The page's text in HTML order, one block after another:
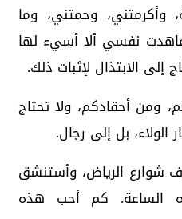
وأكرمتني، وحمتني، وما
نفسي ألا أسيء لها
إلى الابتذال لإثبات ذلك.
ومن أحقادكم، ولا تحتاج
بل إلى رجال.
شوارع الرياض، وأستنشق
الساعة. كم أحب هذه